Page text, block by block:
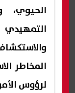
الحيوي،
المخاطر
لرؤوس